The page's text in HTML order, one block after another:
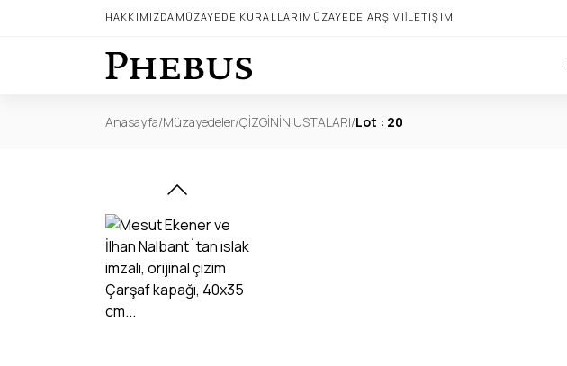
HAKKIMIZDA MÜZAYEDE KURALLARI MÜZAYEDE ARŞIVIİLETIŞIM
Anasayfa/Müzayedeler/ÇİZGİNİN USTALARI/Lot : 20